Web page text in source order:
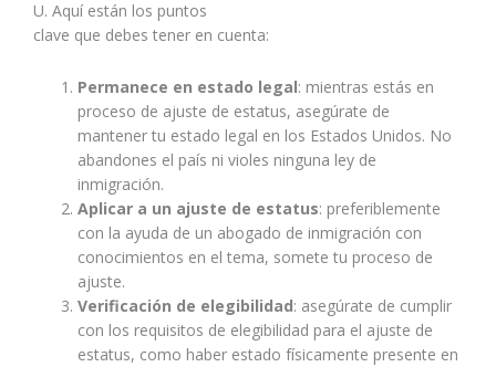
U. Aquí están los puntos
clave que debes tener en cuenta:
Permanece en estado legal: mientras estás en
proceso de ajuste de estatus, asegúrate de
mantener tu estado legal en los Estados Unidos. No
abandones el país ni violes ninguna ley de
inmigración.
Aplicar a un ajuste de estatus: preferiblemente
con la ayuda de un abogado de inmigración con
conocimientos en el tema, somete tu proceso de
ajuste.
Verificación de elegibilidad: asegúrate de cumplir
con los requisitos de elegibilidad para el ajuste de
estatus, como haber estado físicamente presente en